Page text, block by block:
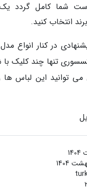
ست شما کامل گردد
انتخاب کنید.
در کنار انواع
تنها چند کلیک با
می توانید این لباس